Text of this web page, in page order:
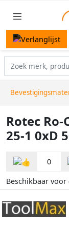
Rotec
25-1 0xD
0
Beschikbaar voor